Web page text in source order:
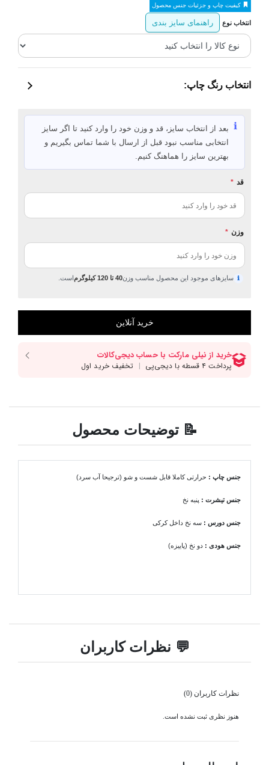
کیفیت چاپ و جزئیات جنس محصول
انتخاب نوع راهنمای سایز بندی
انتخاب رنگ چاپ:
ℹ️ بعد از انتخاب سایز، قد و وزن خود را وارد کنید تا اگر سایز
انتخابی مناسب نبود قبل از ارسال با شما تماس بگیریم و
بهترین سایز را هماهنگ کنیم.
قد *
وزن *
ℹ سایزهای موجود این محصول مناسب وزن40 تا 120 کیلوگرم است.
📝 توضیحات محصول
جنس چاپ : حرارتی کاملا قابل شست و شو (ترجیحا آب سرد)
جنس تیشرت : پنبه نخ
جنس دورس : سه نخ داخل کرکی
جنس هودی : دو نخ (پاییزه)
💬 نظرات کاربران
نظرات کاربران (0)
هنوز نظری ثبت نشده است.